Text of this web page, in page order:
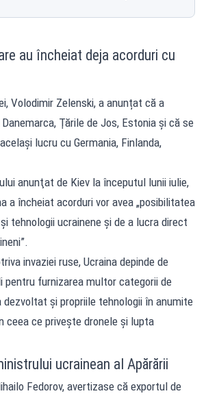
au încheiat deja acorduri cu
Volodimir Zelenski, a anunțat că a
Ţările de Jos, Estonia şi că se
lucru cu Germania, Finlanda,
anunţat de Kiev la începutul lunii iulie,
a încheiat acorduri vor avea „posibilitatea
tehnologii ucrainene şi de a lucra direct
invaziei ruse, Ucraina depinde de
pentru furnizarea multor categorii de
dezvoltat şi propriile tehnologii în anumite
ceea ce priveşte dronele şi lupta
ucrainean al Apărării
Fedorov, avertizase că exportul de